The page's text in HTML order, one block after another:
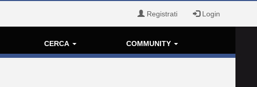
Registrati Login
CERCA COMMUNITY